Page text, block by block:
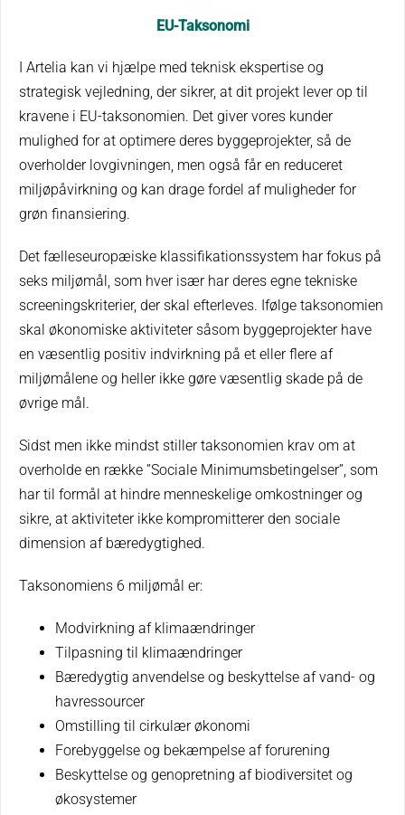
EU-Taksonomi
I Artelia kan vi hjælpe med teknisk ekspertise og
strategisk vejledning, der sikrer, at dit projekt lever op til
kravene i EU-taksonomien. Det giver vores kunder
mulighed for at optimere deres byggeprojekter, så de
overholder lovgivningen, men også får en reduceret
miljøpåvirkning og kan drage fordel af muligheder for
grøn finansiering.
Det fælleseuropæiske klassifikationssystem har fokus på
seks miljømål, som hver især har deres egne tekniske
screeningskriterier, der skal efterleves. Ifølge taksonomien
skal økonomiske aktiviteter såsom byggeprojekter have
en væsentlig positiv indvirkning på et eller flere af
miljømålene og heller ikke gøre væsentlig skade på de
øvrige mål.
Sidst men ikke mindst stiller taksonomien krav om at
overholde en række ”Sociale Minimumsbetingelser”, som
har til formål at hindre menneskelige omkostninger og
sikre, at aktiviteter ikke kompromitterer den sociale
dimension af bæredygtighed.
Taksonomiens 6 miljømål er:
Modvirkning af klimaændringer
Tilpasning til klimaændringer
Bæredygtig anvendelse og beskyttelse af vand- og
havressourcer
Omstilling til cirkulær økonomi
Forebyggelse og bekæmpelse af forurening
Beskyttelse og genopretning af biodiversitet og
økosystemer